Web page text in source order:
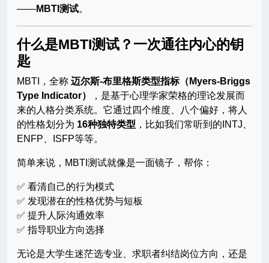
——MBTI测试。
什么是MBTI测试？一次通往内心的钥
匙
MBTI，全称 迈尔斯-布里格斯类型指标（Myers-Briggs
Type Indicator）
，是基于心理学家荣格的理论发展而
来的人格分类系统。它通过四个维度、八个偏好，将人
的性格划分为 16种独特类型 ，比如我们常听到的INTJ、
ENFP、ISFP等等。
简单来说，MBTI测试就像是一面镜子，帮你：
✅ 看清自己的行为模式
✅ 发现潜在的性格优势与短板
✅ 提升人际沟通效率
✅ 指导职业方向选择
无论是大学生迷茫选专业、求职者纠结岗位方向，还是